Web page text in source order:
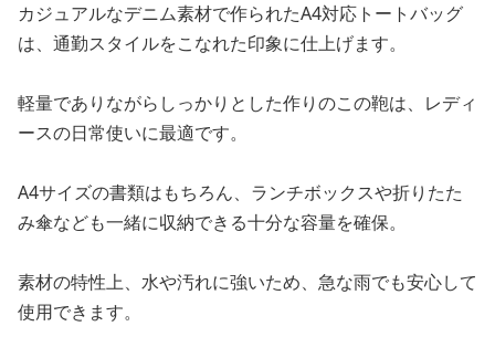
カジュアルなデニム素材で作られたA4対応トートバッグ
は、通勤スタイルをこなれた印象に仕上げます。
軽量でありながらしっかりとした作りのこの鞄は、レディ
ースの日常使いに最適です。
A4サイズの書類はもちろん、ランチボックスや折りたた
み傘なども一緒に収納できる十分な容量を確保。
素材の特性上、水や汚れに強いため、急な雨でも安心して
使用できます。